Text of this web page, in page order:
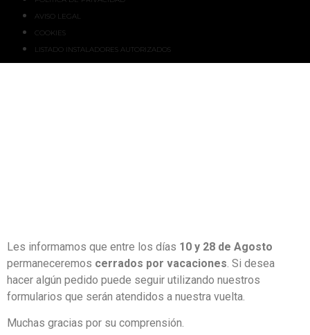
AVISO LEGAL
COOKIES
LISTADO INSTALADORES AUTORIZADOS
Les informamos que entre los días 10 y 28 de Agosto
permaneceremos cerrados por vacaciones . Si desea
hacer algún pedido puede seguir utilizando nuestros
formularios que serán atendidos a nuestra vuelta.
Muchas gracias por su comprensión.